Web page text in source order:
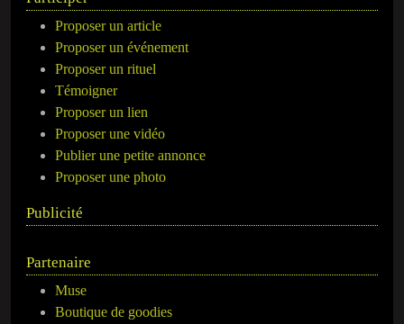
Proposer un article
Proposer un événement
Proposer un rituel
Témoigner
Proposer un lien
Proposer une vidéo
Publier une petite annonce
Proposer une photo
Publicité
Partenaire
Muse
Boutique de goodies